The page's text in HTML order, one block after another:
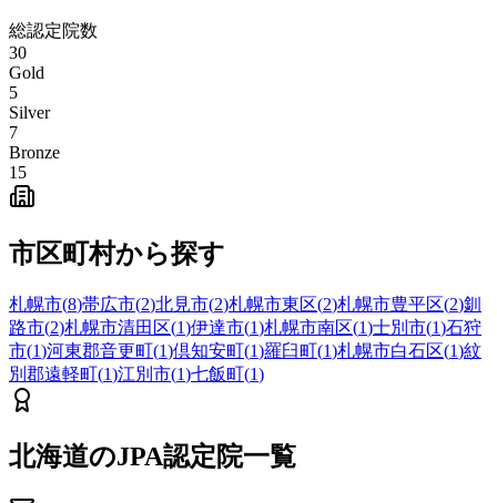
総認定院数
30
Gold
5
Silver
7
Bronze
15
市区町村から探す
札幌市(8)帯広市(2)北見市(2)札幌市東区(2)札幌市豊平区(2)釧
路市(2)札幌市清田区(1)伊達市(1)札幌市南区(1)士別市(1)石狩
市(1)河東郡音更町(1)倶知安町(1)羅臼町(1)札幌市白石区(1)紋
別郡遠軽町(1)江別市(1)七飯町(1)
北海道のJPA認定院一覧